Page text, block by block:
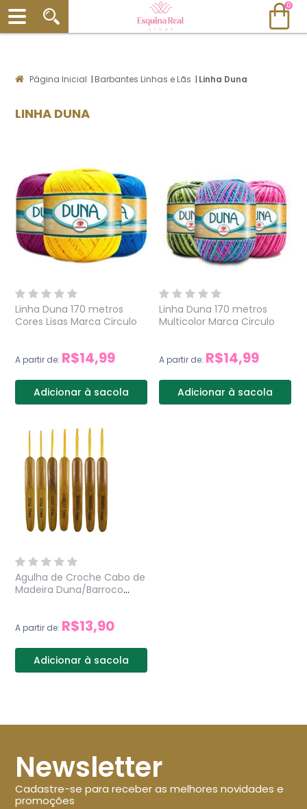
0
Página Inicial | Barbantes Linhas e Lãs | Linha Duna
LINHA DUNA
Linha Duna 170 metros
Cores Lisas Marca Circulo
A partir de: R$14,99
Adicionar à sacola
Linha Duna 170 metros
Multicolor Marca Circulo
A partir de: R$14,99
Adicionar à sacola
Agulha de Croche Cabo de
Madeira Duna/Barroco
A partir de: R$13,90
Adicionar à sacola
Newsletter
Cadastre-se para receber as melhores novidades e
promoções